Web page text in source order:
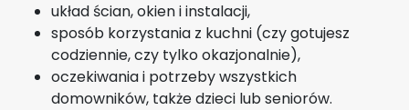
układ ścian, okien i instalacji,
sposób korzystania z kuchni (czy gotujesz
codziennie, czy tylko okazjonalnie),
oczekiwania i potrzeby wszystkich
domowników, także dzieci lub seniorów.